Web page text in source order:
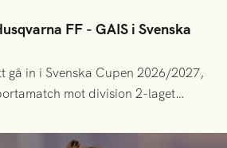
FF - GAIS i Svenska
gå in i Svenska Cupen 2026/2027,
mot division 2-laget
och stötta grönsvart på plats!